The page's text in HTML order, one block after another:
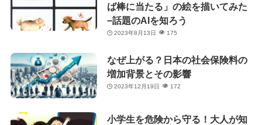
ば棒に当たる」の絵を描いてみた
−話題のAIを知ろう
2023年8月13日 175
なぜ上がる？日本の社会保険料の
増加背景とその影響
2023年12月19日 172
小学生を危険から守る！大人が知